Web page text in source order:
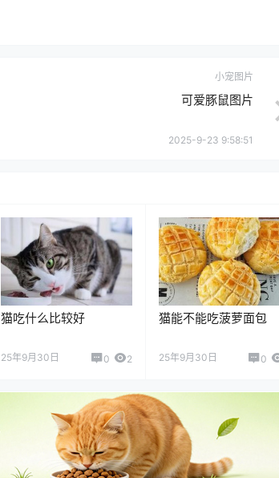
小宠图片
可爱豚鼠图片
2025-9-23 9:58:51
猫吃什么比较好
25年9月30日 0 2
猫能不能吃菠萝面包
25年9月30日 0